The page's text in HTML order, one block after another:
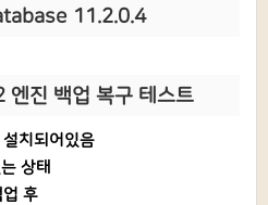
11.2.0.4
엔진 백업 복구 테스트
치되어있음
상태
후